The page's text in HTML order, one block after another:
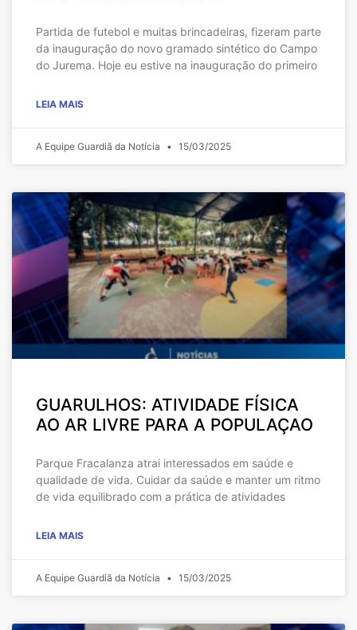
Partida de futebol e muitas brincadeiras, fizeram parte
da inauguração do novo gramado sintético do Campo
do Jurema. Hoje eu estive na inauguração do primeiro
LEIA MAIS
A Equipe Guardiã da Notícia 15/03/2025
GUARULHOS: ATIVIDADE FÍSICA
AO AR LIVRE PARA A POPULAÇAO
Parque Fracalanza atrai interessados em saúde e
qualidade de vida. Cuidar da saúde e manter um ritmo
de vida equilibrado com a prática de atividades
LEIA MAIS
A Equipe Guardiã da Notícia 15/03/2025